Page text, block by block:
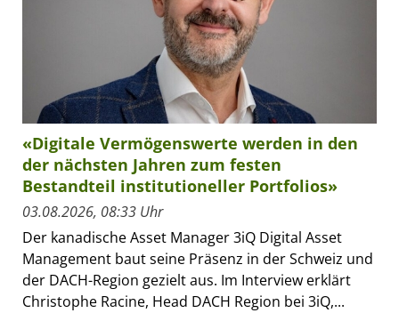
«Digitale Vermögenswerte werden in den
der nächsten Jahren zum festen
Bestandteil institutioneller Portfolios»
03.08.2026, 08:33 Uhr
Der kanadische Asset Manager 3iQ Digital Asset
Management baut seine Präsenz in der Schweiz und
der DACH-Region gezielt aus. Im Interview erklärt
Christophe Racine, Head DACH Region bei 3iQ,...